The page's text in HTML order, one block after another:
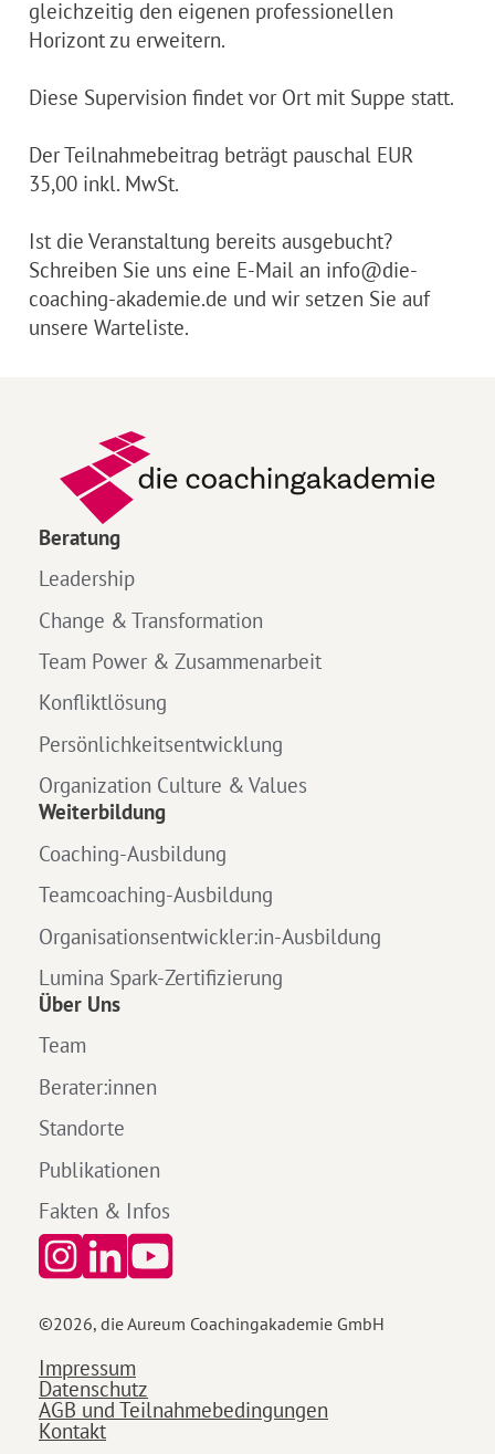
gleichzeitig den eigenen professionellen
Horizont zu erweitern.
Diese Supervision findet vor Ort mit Suppe statt.
Der Teilnahmebeitrag beträgt pauschal EUR
35,00 inkl. MwSt.
Ist die Veranstaltung bereits ausgebucht?
Schreiben Sie uns eine E-Mail an info@die-
coaching-akademie.de und wir setzen Sie auf
unsere Warteliste.
Beratung
Leadership
Change & Transformation
Team Power & Zusammenarbeit
Konfliktlösung
Persönlichkeitsentwicklung
Organization Culture & Values
Weiterbildung
Coaching-Ausbildung
Teamcoaching-Ausbildung
Organisationsentwickler:in-Ausbildung
Lumina Spark-Zertifizierung
Über Uns
Team
Berater:innen
Standorte
Publikationen
Fakten & Infos
©2026, die Aureum Coachingakademie GmbH
Impressum
Datenschutz
AGB und Teilnahmebedingungen
Kontakt